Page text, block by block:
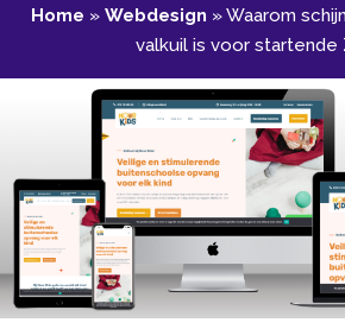
Home » Webdesign »Waarom
valkuil is voor startende